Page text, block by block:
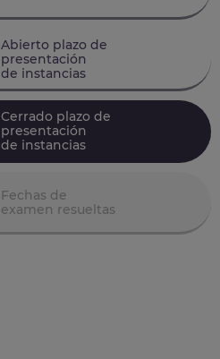
Abierto plazo de
presentación
de instancias
Cerrado plazo de
presentación
de instancias
Fechas de
examen resueltas